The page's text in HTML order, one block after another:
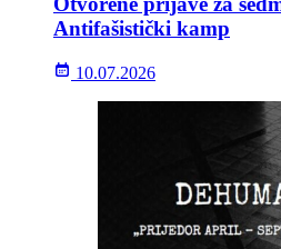
Antifašistički kamp
10.07.2026